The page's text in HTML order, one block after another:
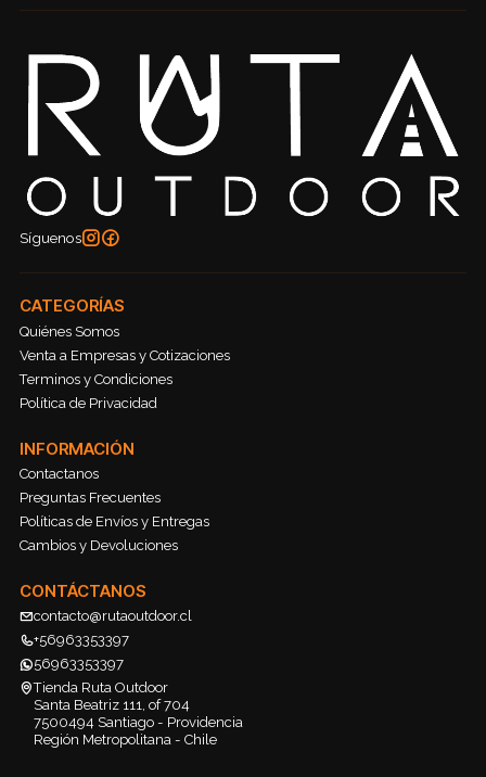
Síguenos
CATEGORÍAS
Quiénes Somos
Venta a Empresas y Cotizaciones
Terminos y Condiciones
Política de Privacidad
INFORMACIÓN
Contactanos
Preguntas Frecuentes
Políticas de Envíos y Entregas
Cambios y Devoluciones
CONTÁCTANOS
contacto@rutaoutdoor.cl
+56963353397
56963353397
Tienda Ruta Outdoor
Santa Beatriz 111, of 704
7500494 Santiago - Providencia
Región Metropolitana - Chile